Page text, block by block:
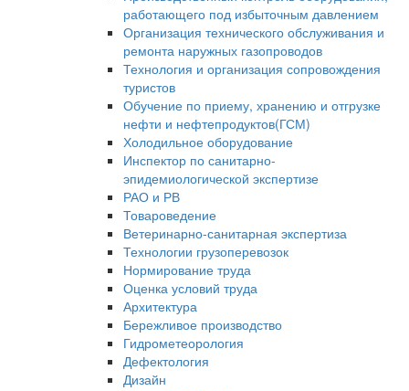
работающего под избыточным давлением
Организация технического обслуживания и
ремонта наружных газопроводов
Технология и организация сопровождения
туристов
Обучение по приему, хранению и отгрузке
нефти и нефтепродуктов(ГСМ)
Холодильное оборудование
Инспектор по санитарно-
эпидемиологической экспертизе
РАО и РВ
Товароведение
Ветеринарно-санитарная экспертиза
Технологии грузоперевозок
Нормирование труда
Оценка условий труда
Архитектура
Бережливое производство
Гидрометеорология
Дефектология
Дизайн